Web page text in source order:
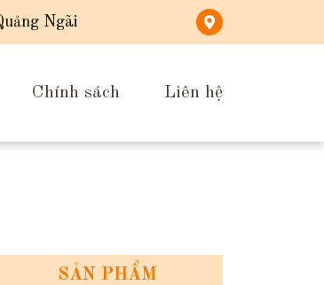
Ngãi
Chính sách Liên hệ
SẢN PHẨM